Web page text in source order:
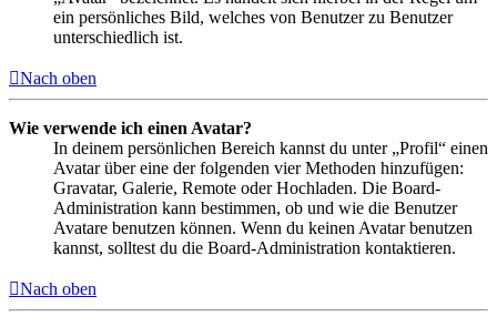
ein persönliches Bild, welches von Benutzer zu Benutzer
unterschiedlich ist.
Nach oben
Wie verwende ich einen Avatar?
In deinem persönlichen Bereich kannst du unter „Profil“ einen
Avatar über eine der folgenden vier Methoden hinzufügen:
Gravatar, Galerie, Remote oder Hochladen. Die Board-
Administration kann bestimmen, ob und wie die Benutzer
Avatare benutzen können. Wenn du keinen Avatar benutzen
kannst, solltest du die Board-Administration kontaktieren.
Nach oben